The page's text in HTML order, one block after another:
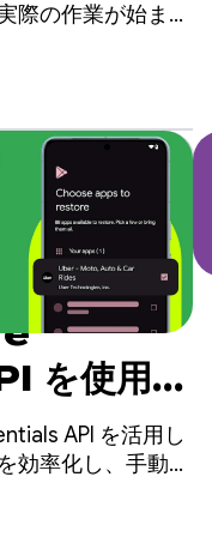
際の作業が始まり
使用し
間 400
法
API を活用し
効率化し、手動ロ
ーザー維持率を